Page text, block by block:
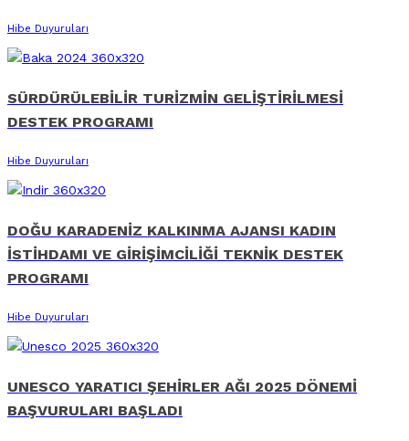
Hibe Duyuruları
SÜRDÜRÜLEBİLİR TURİZMİN GELİŞTİRİLMESİ
DESTEK PROGRAMI
Hibe Duyuruları
DOĞU KARADENİZ KALKINMA AJANSI KADIN
İSTİHDAMI VE GİRİŞİMCİLİĞİ TEKNİK DESTEK
PROGRAMI
Hibe Duyuruları
UNESCO YARATICI ŞEHİRLER AĞI 2025 DÖNEMİ
BAŞVURULARI BAŞLADI